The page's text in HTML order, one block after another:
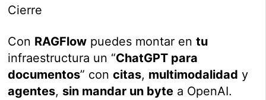
Cierre
Con RAGFlow puedes montar entu
infraestructura un “ChatGPT para
documentos” concitas, multimodalidad y
agentes, sin mandar un byte a OpenAI.